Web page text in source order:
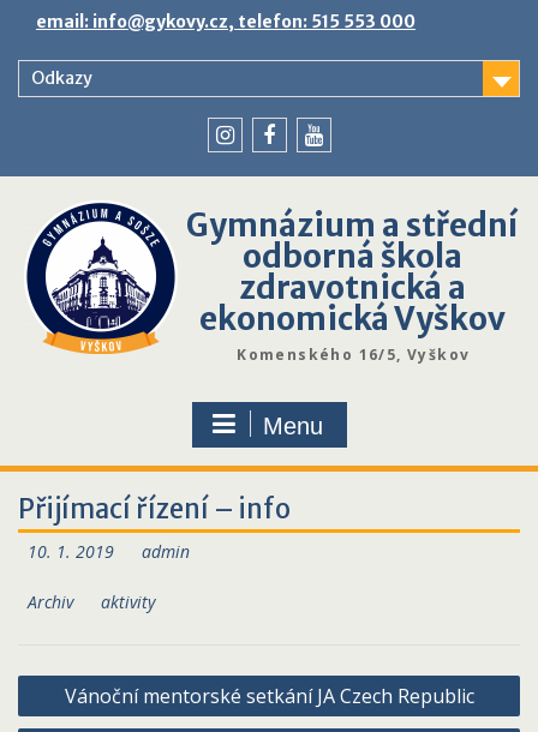
content
email: info@gykovy.cz, telefon: 515 553 000
Odkazy
Gymnázium a střední
odborná škola
zdravotnická a
ekonomická Vyškov
Komenského 16/5, Vyškov
Menu
Přijímací řízení – info
10. 1. 2019 admin
Archiv aktivity
Navigace
pro
Vánoční mentorské setkání JA Czech Republic